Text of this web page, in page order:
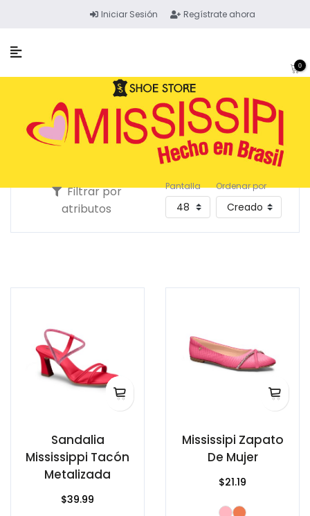
Iniciar Sesión Regístrate ahora
0
Filtrar por
atributos
Pantalla Ordenar por
Sandalia
Mississippi Tacón
Metalizada
$39.99
Mississipi Zapato
De Mujer
$21.19